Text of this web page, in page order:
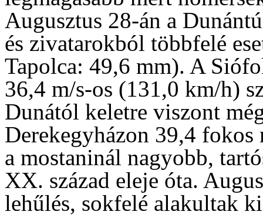
Augusztus 28-án a
és zivatarokból többfelé
Tapolca: 49,6 mm). A
36,4 m/s-os (131,0 km/h)
Dunától keletre viszont
Derekegyházon 39,4
a mostaninál nagyobb,
XX. század eleje óta.
lehűlés, sokfelé alakultak